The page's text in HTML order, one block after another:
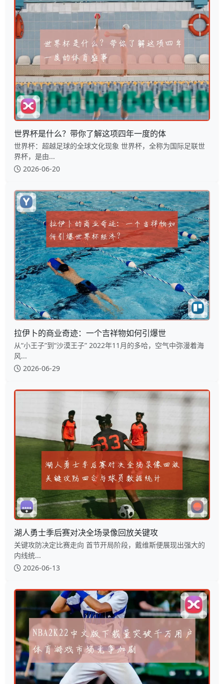
世界杯是什么？带你了解这项四年一度的体
世界杯：超越足球的全球文化现象 世界杯，全称为国际足联世
界杯，是由...
2026-06-20
拉伊卜的商业奇迹：一个吉祥物如何引爆世
从“小王子”到“沙漠王子” 2022年11月的多哈，空气中弥漫着海
风...
2026-06-29
湖人勇士季后赛对决全场录像回放关键攻
关键攻防决定比赛走向 首节开局阶段，戴维斯便展现出强大的
内线统...
2026-06-13